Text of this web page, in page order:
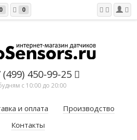
0 0
(499) 450-99-25
с 10:00 до 20:00
и оплата
Производство
Контакты